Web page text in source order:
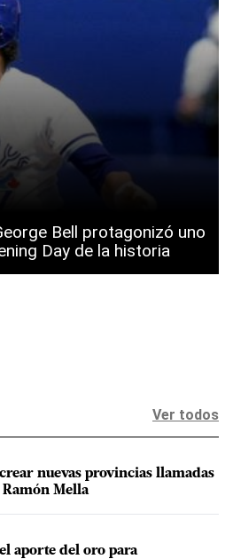
Bell protagonizó uno
Day de la historia
Ver todos
nuevas provincias llamadas
Ramón Mella
aporte del oro para